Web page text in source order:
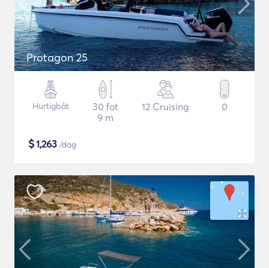
Protagon 25
Hurtigbåt
30 fot
9 m
12 Cruising 0
$1,263 /dag